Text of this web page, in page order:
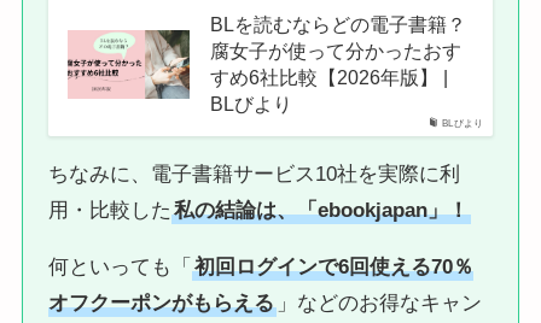
BLびより
BLを読むならどの電子書籍？
腐女子が使って分かったおす
すめ6社比較【2026年版】 |
BLびより
ちなみに、電子書籍サービス10社を実際に利
用・比較した私の結論は、「ebookjapan」！
何といっても「初回ログインで6回使える70％
オフクーポンがもらえる 」などのお得なキャン